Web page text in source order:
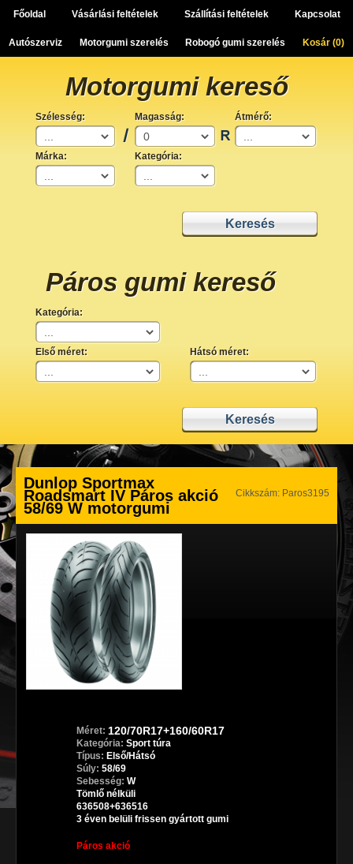
Főoldal Vásárlási feltételek Szállítási feltételek Kapcsolat
Autószerviz Motorgumi szerelés Robogó gumi szerelés Kosár (0)
Motorgumi kereső
Szélesség: Magasság: Átmérő:
Márka: Kategória:
Páros gumi kereső
Kategória:
Első méret: Hátsó méret:
Cikkszám: Paros3195
Dunlop Sportmax
Roadsmart IV Páros akció
58/69 W motorgumi
Méret: 120/70R17+160/60R17
Kategória: Sport túra
Típus: Első/Hátsó
Súly: 58/69
Sebesség: W
Tömlő nélküli
636508+636516
3 éven belüli frissen gyártott gumi
Páros akció